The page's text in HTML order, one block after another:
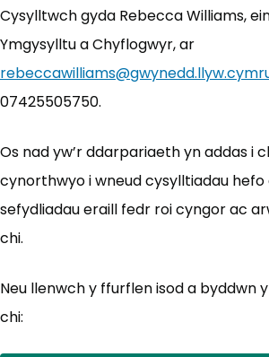
Cysylltwch gyda Rebecca Williams,
Ymgysylltu a Chyflogwyr, ar
07425505750.
Os nad yw’r ddarpariaeth yn addas i
cynorthwyo i wneud cysylltiadau
sefydliadau eraill fedr roi cyngor ac
chi.
Neu llenwch y ffurflen isod a byddwn
chi: